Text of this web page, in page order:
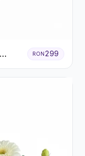
RON299